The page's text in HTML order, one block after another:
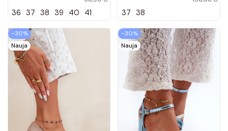
dirbtinės odos,
Nesha
36 37 38 39 40 41 37 38
−30%
Nauja
−30%
Nauja